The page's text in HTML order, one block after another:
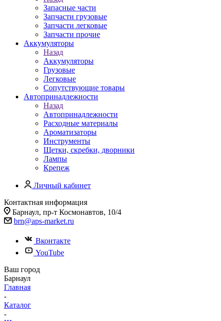
Запасные части
Запчасти грузовые
Запчасти легковые
Запчасти прочие
Аккумуляторы
Назад
Аккумуляторы
Грузовые
Легковые
Сопутствующие товары
Автопринадлежности
Назад
Автопринадлежности
Расходные материалы
Ароматизаторы
Инструменты
Щетки, скребки, дворники
Лампы
Крепеж
Личный кабинет
Контактная информация
Барнаул, пр-т Космонавтов, 10/4
brn@aps-market.ru
Вконтакте
YouTube
Ваш город
Барнаул
Главная
-
Каталог
-